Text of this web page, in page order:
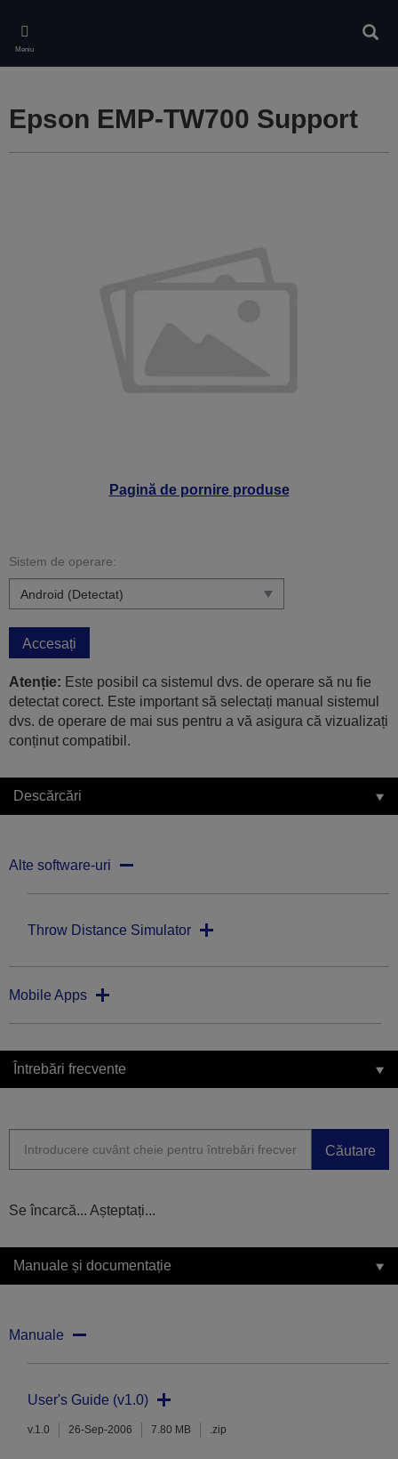
main
content
Meniu
Pagină de pornire produse
Epson EMP-TW700 Support
Sistem de operare:
Accesați
Atenție: Este posibil ca sistemul dvs. de operare să nu fie
detectat corect. Este important să selectați manual sistemul
dvs. de operare de mai sus pentru a vă asigura că vizualizați
conținut compatibil.
Descărcări
Alte software-uri
Throw Distance Simulator
Mobile Apps
Întrebări frecvente
Căutare
Se încarcă... Așteptați...
Manuale și documentație
Manuale
User's Guide (v1.0)
v.1.0 26-Sep-2006 7.80 MB .zip